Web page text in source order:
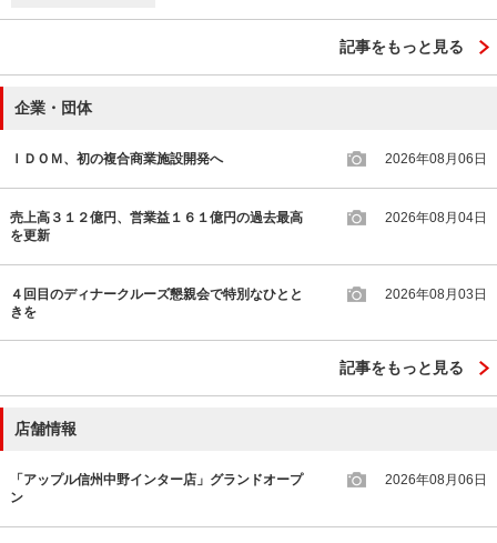
記事をもっと見る
企業・団体
ＩＤＯＭ、初の複合商業施設開発へ 2026年08月06日
売上高３１２億円、営業益１６１億円の過去最高
を更新
2026年08月04日
４回目のディナークルーズ懇親会で特別なひとと
きを
2026年08月03日
記事をもっと見る
店舗情報
「アップル信州中野インター店」グランドオープ
ン
2026年08月06日